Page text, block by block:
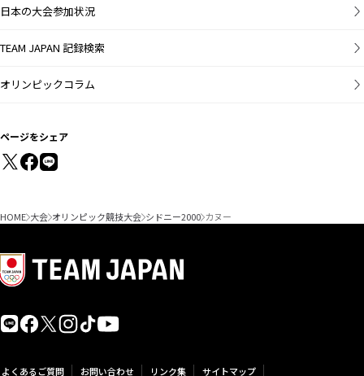
日本の大会参加状況
TEAM JAPAN 記録検索
オリンピックコラム
ページをシェア
HOME 大会 オリンピック競技大会 シドニー2000 カヌー
よくあるご質問 お問い合わせ リンク集 サイトマップ